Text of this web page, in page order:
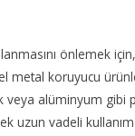
önlemek
metal koruyucu
veya alüminyum gibi
uzun vadeli